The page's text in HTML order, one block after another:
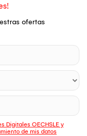
ofertas
Digitales OECHSLE y
de mis datos